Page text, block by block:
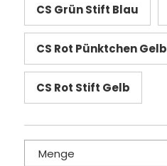
CS Grün Stift Blau
CS Rot Pünktchen Gelb
CS Rot Stift Gelb
Menge